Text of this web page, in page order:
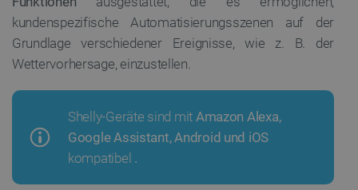
kundenspezifische Automatisierungsszenen auf der
Grundlage verschiedener Ereignisse, wie z. B. der
Wettervorhersage, einzustellen.
Shelly-Geräte sind mit Amazon Alexa,
Google Assistant, Android und iOS
kompatibel .